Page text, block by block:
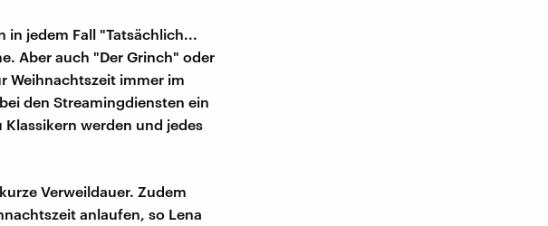
in jedem Fall "Tatsächlich...
Aber auch "Der Grinch" oder
Weihnachtszeit immer im
den Streamingdiensten ein
werden und jedes
Verweildauer. Zudem
anlaufen, so Lena